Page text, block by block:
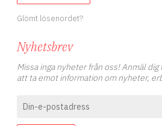
Glömt lösenordet?
Nyhetsbrev
Missa inga nyheter från oss! Anmäl
att ta emot information om nyheter,